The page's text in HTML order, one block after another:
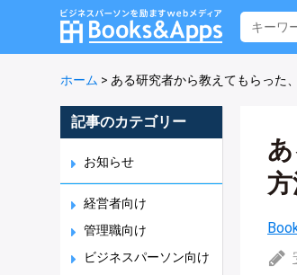
ホーム > ある研究者から教えてもらった
記事のカテゴリー
お知らせ
経営者向け
管理職向け
ビジネスパーソン向け